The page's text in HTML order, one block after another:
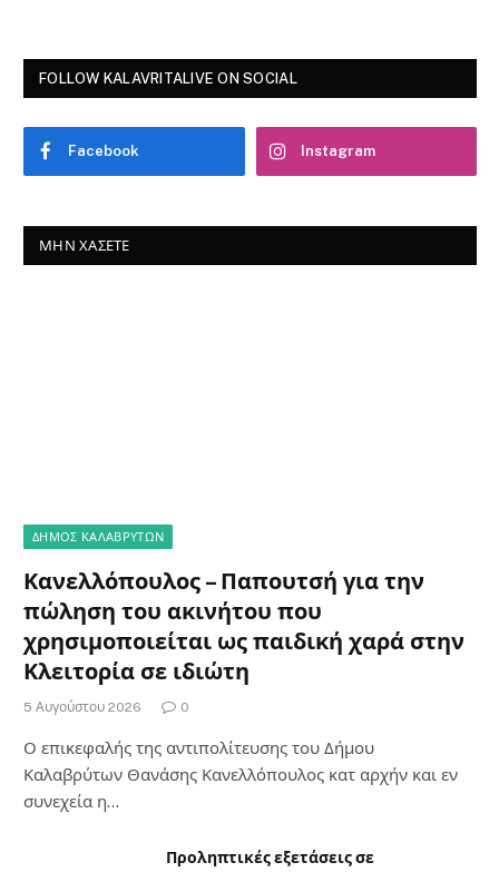
FOLLOW KALAVRITALIVE ON SOCIAL
Facebook Instagram
ΜΗΝ ΧΆΣΕΤΕ
ΔΗΜΟΣ ΚΑΛΑΒΡΥΤΩΝ
Κανελλόπουλος – Παπουτσή για την
πώληση του ακινήτου που
χρησιμοποιείται ως παιδική χαρά στην
Κλειτορία σε ιδιώτη
5 Αυγούστου 2026 0
Ο επικεφαλής της αντιπολίτευσης του Δήμου
Καλαβρύτων Θανάσης Κανελλόπουλος κατ αρχήν και εν
συνεχεία η…
Προληπτικές εξετάσεις σε